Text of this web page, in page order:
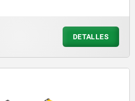
DETALLES